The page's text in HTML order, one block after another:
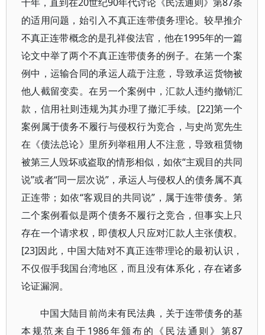
的适用问题，始引入不真正连带债务理论。较早推介
不真正连带概念的是孔祥俊法官，他在1995年的一篇
论文中举了两个不真正连带债务的例子。在第一个案
例中，运输合同的承运人疏于注意，导致承运货物被
他人截留变卖。在另一个案例中，汇款人违约撤销汇
款，信用社则违规为其办理了撤汇手续。[22]第一个
案例属于债务不履行与侵权行为竞合，与史尚宽先生
在《债法总论》里所列举租用人不注意，导致租赁物
被第三人毁坏或盗取的情形相似，如依“主观目的共同
说”或者“同一层次说”，承运人与侵权人的债务属不真
正连带；如依“客观目的共同说”，属于连带债务。第
二个案例看似是两个债务不履行之竞合，但事实上只
存在一个请求权，即债权人只应对汇款人主张债权。
[23]因此，中国大陆对不真正连带理论的最初认识，
不仅假手我国台湾地区，而且没有体系化，存在诸多
论证漏洞。
中国大陆目前尚未有民法典，关于连带债务的基
本规范来自于1986年颁布的《民法通则》第87